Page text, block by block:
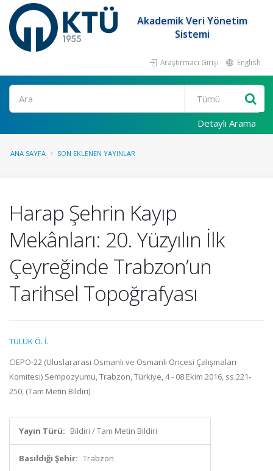
Akademik Veri Yönetim
Sistemi
Araştırmacı Girişi English
Ara
Detaylı Arama
ANA SAYFA SON EKLENEN YAYINLAR
Harap Şehrin Kayıp
Mekânları: 20. Yüzyılın İlk
Çeyreğinde Trabzon’un
Tarihsel Topoğrafyası
TULUK Ö. İ.
CIEPO-22 (Uluslararası Osmanlı ve Osmanlı Öncesi Çalışmaları
Komitesi) Sempozyumu, Trabzon, Türkiye, 4 - 08 Ekim 2016, ss.221-
250, (Tam Metin Bildiri)
Yayın Türü: Bildiri / Tam Metin Bildiri
Basıldığı Şehir: Trabzon